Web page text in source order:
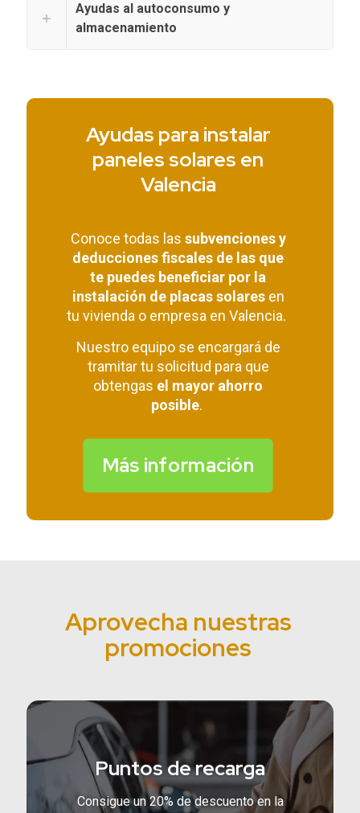
Ayudas al autoconsumo y
almacenamiento
Ayudas para instalar
paneles solares en
Valencia
Conoce todas las subvenciones y
deducciones fiscales de las que
te puedes beneficiar por la
instalación de placas solaresen
tu vivienda o empresa en Valencia.
Nuestro equipo se encargará de
tramitar tu solicitud para que
obtengas el mayor ahorro
posible.
Más información
Aprovecha nuestras
promociones
Puntos de recarga
Consigue un 20% de descuento en la